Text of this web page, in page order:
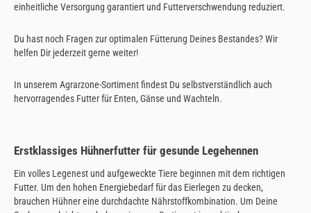
einheitliche Versorgung garantiert und Futterverschwendung reduziert.
Du hast noch Fragen zur optimalen Fütterung Deines Bestandes? Wir
helfen Dir jederzeit gerne weiter!
In unserem Agrarzone-Sortiment findest Du selbstverständlich auch
hervorragendes Futter für Enten, Gänse und Wachteln.
Erstklassiges Hühnerfutter für gesunde Legehennen
Ein volles Legenest und aufgeweckte Tiere beginnen mit dem richtigen
Futter. Um den hohen Energiebedarf für das Eierlegen zu decken,
brauchen Hühner eine durchdachte Nährstoffkombination. Um Deine